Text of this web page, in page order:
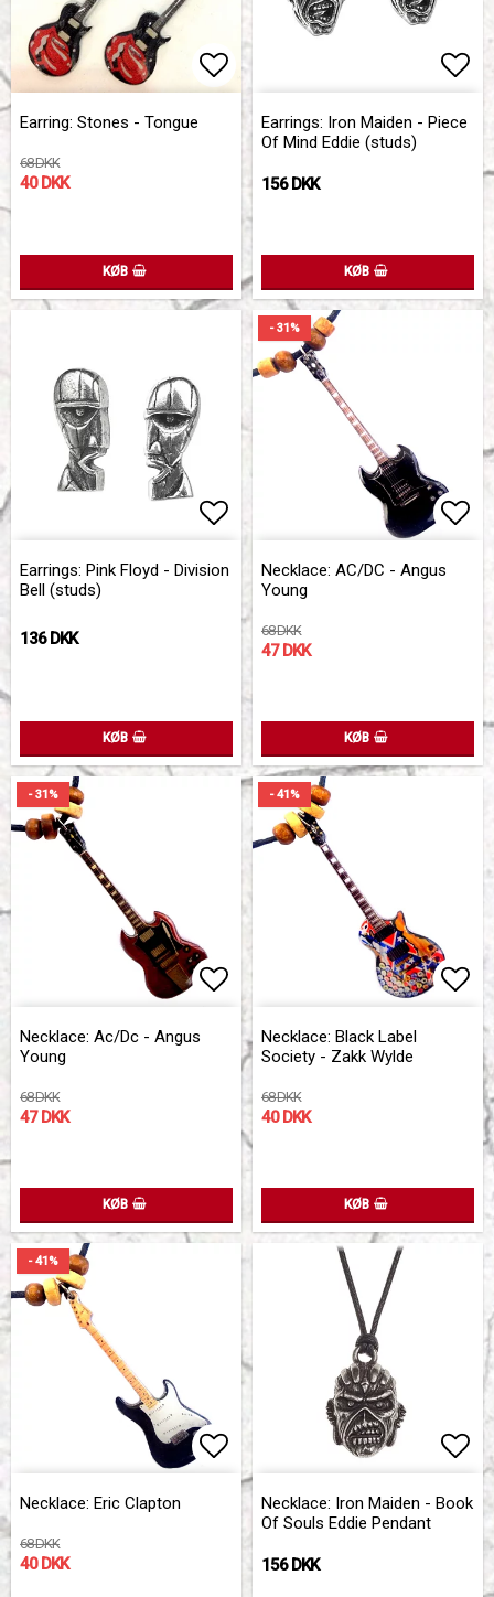
Add to list of favorites
Earring: Stones - Tongue
68 DKK
40 DKK
KØB
Earrings: Iron Maiden - Piece
Of Mind Eddie (studs)
156 DKK
KØB
Add to list of favorites
Add to list of favorites
Earrings: Pink Floyd - Division
Bell (studs)
136 DKK
KØB
- 31%
Necklace: AC/DC - Angus
Young
68 DKK
47 DKK
KØB
- 31%
Add to list of favorites
Necklace: Ac/Dc - Angus
Young
68 DKK
47 DKK
KØB
- 41%
Necklace: Black Label
Society - Zakk Wylde
68 DKK
40 DKK
KØB
- 41%
Add to list of favorites
Necklace: Eric Clapton
68 DKK
40 DKK
Necklace: Iron Maiden - Book
Of Souls Eddie Pendant
156 DKK